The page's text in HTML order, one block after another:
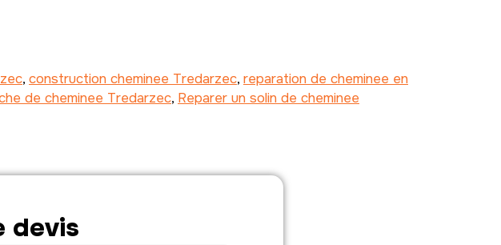
, construction cheminee Tredarzec, reparation de cheminee en
de cheminee Tredarzec, Reparer un solin de cheminee
devis